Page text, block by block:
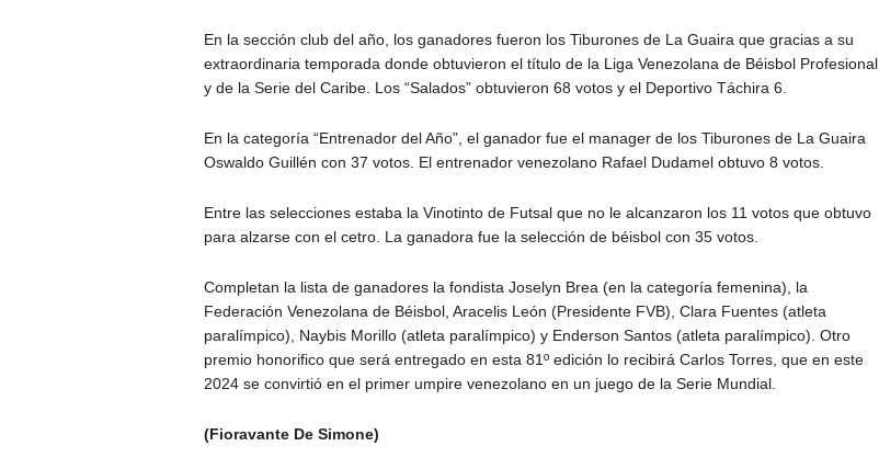
En la sección club del año, los ganadores fueron los Tiburones de La Guaira que gracias a su
extraordinaria temporada donde obtuvieron el título de la Liga Venezolana de Béisbol Profesional
y de la Serie del Caribe. Los “Salados” obtuvieron 68 votos y el Deportivo Táchira 6.
En la categoría “Entrenador del Año”, el ganador fue el manager de los Tiburones de La Guaira
Oswaldo Guillén con 37 votos. El entrenador venezolano Rafael Dudamel obtuvo 8 votos.
Entre las selecciones estaba la Vinotinto de Futsal que no le alcanzaron los 11 votos que obtuvo
para alzarse con el cetro. La ganadora fue la selección de béisbol con 35 votos.
Completan la lista de ganadores la fondista Joselyn Brea (en la categoría femenina), la
Federación Venezolana de Béisbol, Aracelis León (Presidente FVB), Clara Fuentes (atleta
paralímpico), Naybis Morillo (atleta paralímpico) y Enderson Santos (atleta paralímpico). Otro
premio honorifico que será entregado en esta 81º edición lo recibirá Carlos Torres, que en este
2024 se convirtió en el primer umpire venezolano en un juego de la Serie Mundial.
(Fioravante De Simone)